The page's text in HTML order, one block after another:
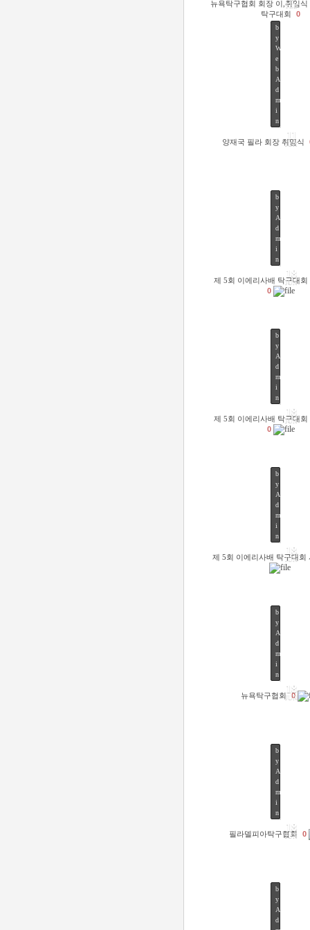
FEB
뉴욕탁구협회 회장 이,취임식
탁구대회
0
11
JUN
b
y
W
e
b
A
d
m
i
n
양재국 필라 회장 취임식
18
JUN
b
y
A
d
m
i
n
제 5회 이에리사배 탁구대회
0
18
JUN
b
y
A
d
m
i
n
제 5회 이에리사배 탁구대회
0
18
JUN
b
y
A
d
m
i
n
제 5회 이에리사배 탁구대회
18
JUN
b
y
A
d
m
i
n
뉴욕탁구협회 0
18
JUN
b
y
A
d
m
i
n
필라델피아탁구협회 0
b
y
A
d